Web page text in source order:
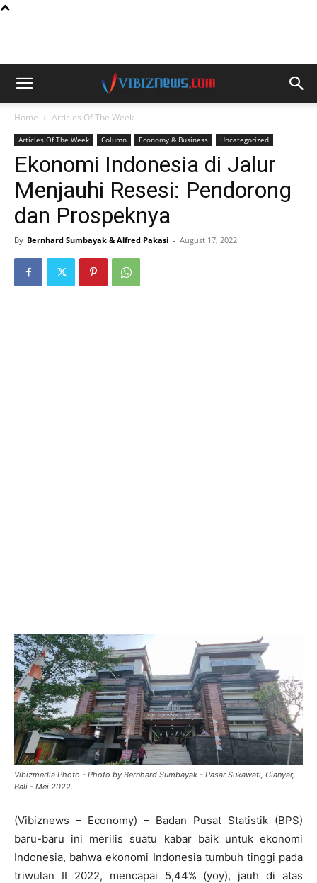
Home Articles Of The Week
Articles Of The Week Column Economy & Business Uncategorized
Ekonomi Indonesia di Jalur
Menjauhi Resesi: Pendorong
dan Prospeknya
By Bernhard Sumbayak & Alfred Pakasi - August 17, 2022
Vibizmedia Photo - Photo by Bernhard Sumbayak - Pasar Sukawati, Gianyar,
Bali - Mei 2022.
(Vibiznews – Economy) – Badan Pusat Statistik (BPS)
baru-baru ini merilis suatu kabar baik untuk ekonomi
Indonesia, bahwa ekonomi Indonesia tumbuh tinggi pada
triwulan II 2022, mencapai 5,44% (yoy), jauh di atas